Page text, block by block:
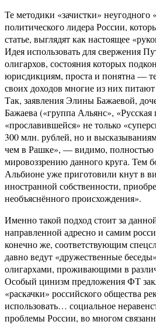
Те методики «зачистки» неугодного
политического лидера России,
статье, выглядят как настоящее
Идея использовать для свержения
олигархов, состояния которых
юрисдикциям, проста и понятна —
своих доходов многие из них
Так, заявления Элины Бажаевой,
Бажаева («группа Альянс», «Русская
«прославившейся» не только
300 млн. рублей, но и
чем в Рашке», — видимо, полностью
мировоззрению данного круга. Тем
Альбионе уже приготовили кнут в
иностранной собственности,
необъяснённого происхождения».
Именно такой подход стоит за
направленной адресно и самим
конечно же, соответствующим
давно ведут «дружественные
олигархами, проживающими в
Особый цинизм предложения ФТ
«раскачки» российского общества
использовать… социальное
проблемы России, во многом